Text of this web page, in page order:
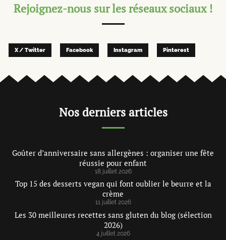
Rejoignez-nous sur les réseaux sociaux !
X / Twitter Facebook Instagram Pinterest
Nos derniers articles
Goûter d’anniversaire sans allergènes : organiser une fête
réussie pour enfant
18 juillet 2026
Top 15 des desserts vegan qui font oublier le beurre et la
crème
11 juillet 2026
Les 30 meilleures recettes sans gluten du blog (sélection
2026)
4 juillet 2026